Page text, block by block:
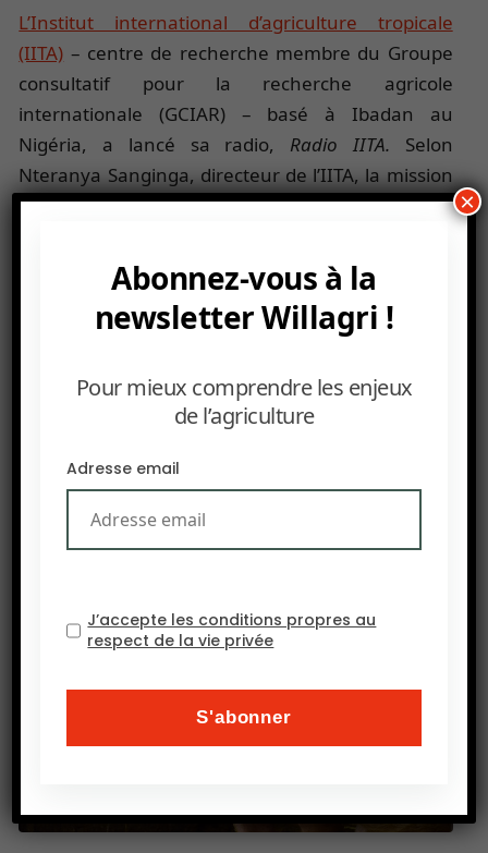
L’Institut international d’agriculture tropicale
(IITA) – centre de recherche membre du Groupe
consultatif pour la recherche agricole
internationale (GCIAR) – basé à Ibadan au
Nigéria, a lancé sa radio, Radio IITA. Selon
Nteranya Sanginga, directeur de l’IITA, la mission
de la nouvelle radio est de toucher tous les
les entrepreneurs de la chaîne de valeur agricole
et les jeunes qui se lancent dans l’agriculture. Elle
veut leur faire partager les résultats de ses
communautés agricoles et leur insuffler l’esprit
Source : CommodAfrica
Abonnez-vous à la
newsletter Willagri !
Pour mieux comprendre les enjeux
de l’agriculture
Adresse email
J’accepte les conditions propres au
respect de la vie privée
×